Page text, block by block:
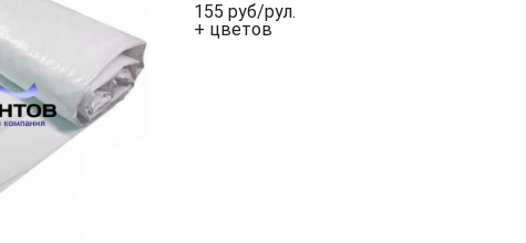
155 руб/рул.
+ цветов